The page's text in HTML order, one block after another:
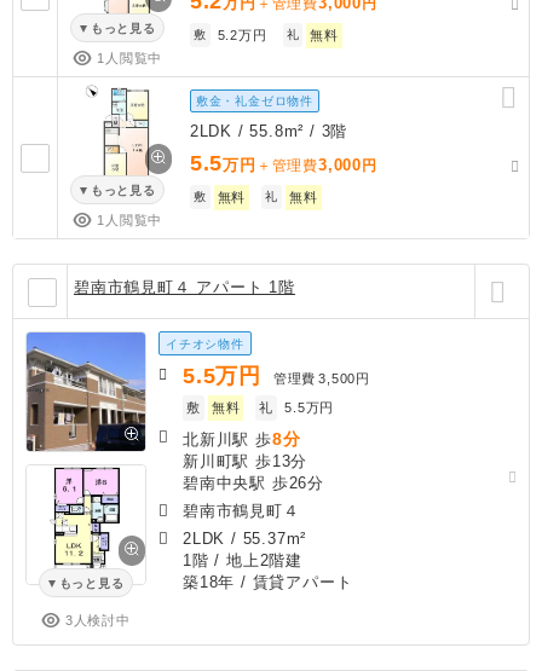
もっと見る
1人閲覧中
＋管理費 円
敷 5.2万円 礼 無料
もっと見る
1人閲覧中
敷金・礼金ゼロ物件
2LDK / 55.8m² / 3階
5.5万円 ＋管理費3,000 円
敷 無料 礼 無料
碧南市鶴見町４ アパート 1階
もっと見る
3人検討中
イチオシ物件
5.5万円 管理費 3,500円
敷
無料 礼 5.5万円
北新川駅 歩8分
新川町駅 歩13分
碧南中央駅 歩26分
碧南市鶴見町４
2LDK / 55.37m²
1階 / 地上2階建
築18年 / 賃貸アパート